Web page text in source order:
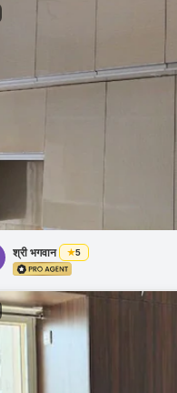
श्री भगवान 5